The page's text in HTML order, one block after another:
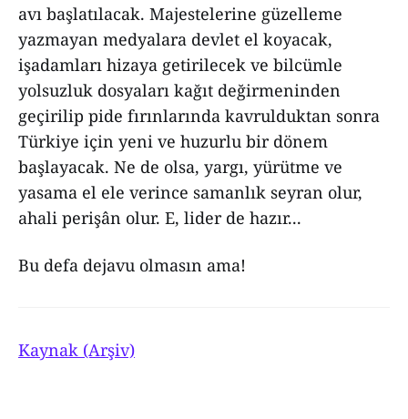
avı başlatılacak. Majestelerine güzelleme
yazmayan medyalara devlet el koyacak,
işadamları hizaya getirilecek ve bilcümle
yolsuzluk dosyaları kağıt değirmeninden
geçirilip pide fırınlarında kavrulduktan sonra
Türkiye için yeni ve huzurlu bir dönem
başlayacak. Ne de olsa, yargı, yürütme ve
yasama el ele verince samanlık seyran olur,
ahali perişân olur. E, lider de hazır...
Bu defa dejavu olmasın ama!
Kaynak (Arşiv)